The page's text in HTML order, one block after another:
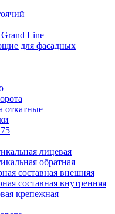
Line
для фасадных
откатные
лицевая
обратная
составная внешняя
составная внутренняя
крепежная